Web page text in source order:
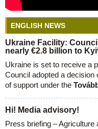
ENGLISH NEWS
Ukraine Facility:
nearly €2.8 billion to
Ukraine is set to receive a
Council adopted a
of support under the
Hi! Media advisory!
Press briefing –